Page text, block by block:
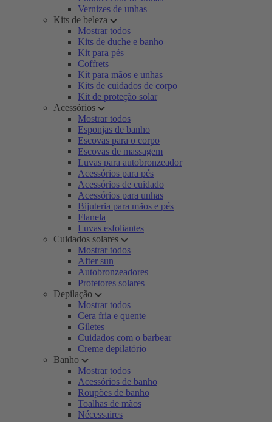
Vernizes de unhas
Kits de beleza
Mostrar todos
Kits de duche e banho
Kit para pés
Coffrets
Kit para mãos e unhas
Kits de cuidados de corpo
Kit de proteção solar
Acessórios
Mostrar todos
Esponjas de banho
Escovas para o corpo
Escovas de massagem
Luvas para autobronzeador
Acessórios para pés
Acessórios de cuidado
Acessórios para unhas
Bijuteria para mãos e pés
Flanela
Luvas esfoliantes
Cuidados solares
Mostrar todos
After sun
Autobronzeadores
Protetores solares
Depilação
Mostrar todos
Cera fria e quente
Giletes
Cuidados com o barbear
Creme depilatório
Banho
Mostrar todos
Acessórios de banho
Roupões de banho
Toalhas de mãos
Nécessaires